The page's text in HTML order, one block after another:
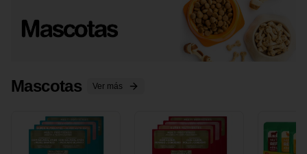
OFERTA
Mascotas Ver más